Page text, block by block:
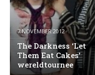
7 NOVEMBER 2012
The Darkness ‘Let
Them Eat Cakes’
wereldtournee